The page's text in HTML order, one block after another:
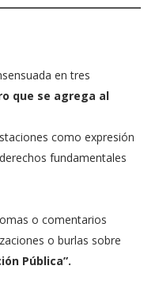
en tres
que se agrega al
como expresión
fundamentales
o comentarios
o burlas sobre
Pública”.